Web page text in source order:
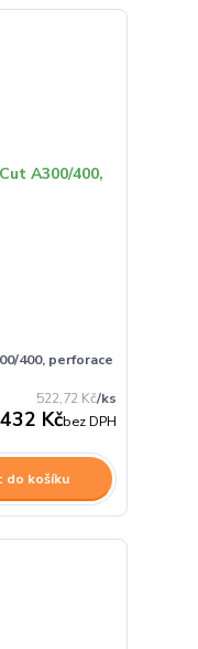
400, perforace
522,72 Kč/ks
432 Kčbez DPH
do košíku